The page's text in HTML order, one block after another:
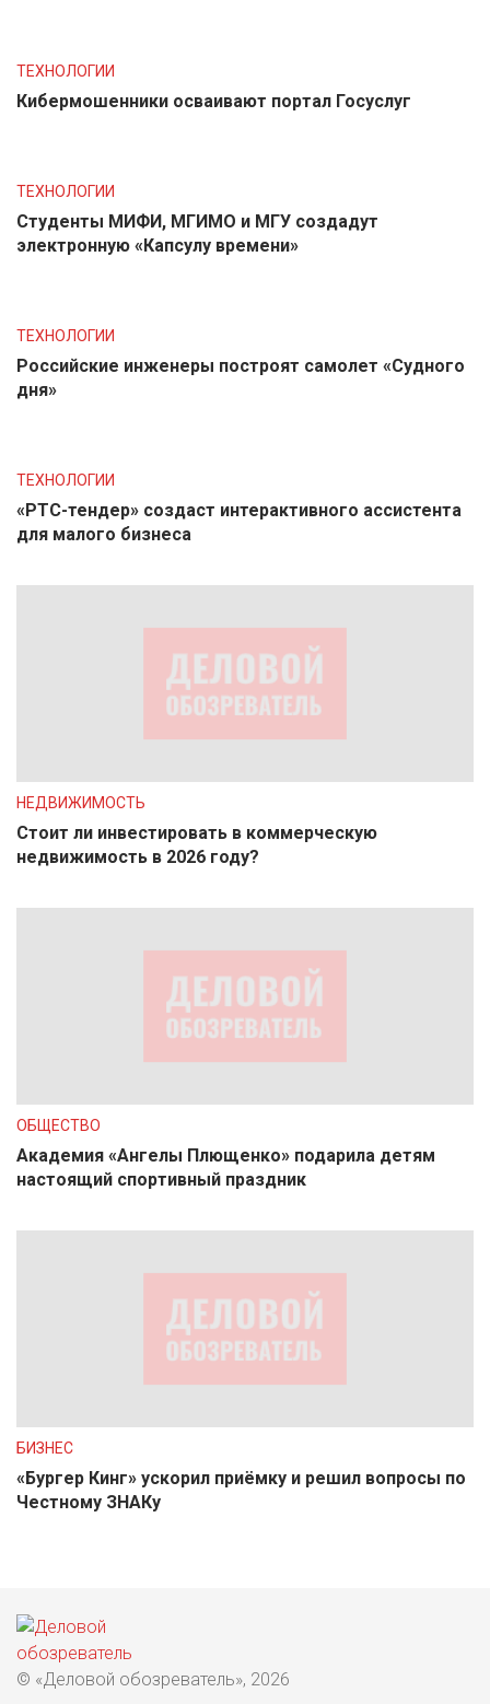
ТЕХНОЛОГИИ
Кибермошенники осваивают портал Госуслуг
ТЕХНОЛОГИИ
Студенты МИФИ, МГИМО и МГУ создадут
электронную «Капсулу времени»
ТЕХНОЛОГИИ
Российские инженеры построят самолет «Судного
дня»
ТЕХНОЛОГИИ
«РТС-тендер» создаст интерактивного ассистента
для малого бизнеса
НЕДВИЖИМОСТЬ
Стоит ли инвестировать в коммерческую
недвижимость в 2026 году?
ОБЩЕСТВО
Академия «Ангелы Плющенко» подарила детям
настоящий спортивный праздник
БИЗНЕС
«Бургер Кинг» ускорил приёмку и решил вопросы по
Честному ЗНАКу
© «Деловой обозреватель», 2026